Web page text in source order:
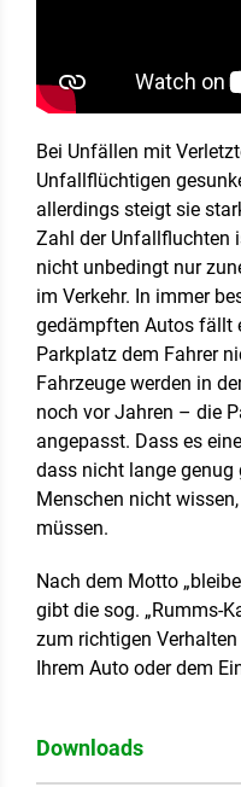
Bei Unfällen mit
Unfallflüchtigen
allerdings steigt sie
Zahl der Unfallfluchten
nicht unbedingt nur
im Verkehr. In immer
gedämpften Autos fällt
Parkplatz dem Fahrer
Fahrzeuge werden in
noch vor Jahren – die
angepasst. Dass es
dass nicht lange genug
Menschen nicht
müssen.
Nach dem Motto
gibt die sog. „Rumms-
zum richtigen
Ihrem Auto oder dem
Downloads